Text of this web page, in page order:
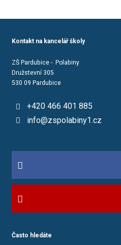
Kontakt na kancelář školy
ZŠ Pardubice - Polabiny
Družstevní 305
530 09 Pardubice
+420 466 401 885
info@zspolabiny1.cz
Často hledáte